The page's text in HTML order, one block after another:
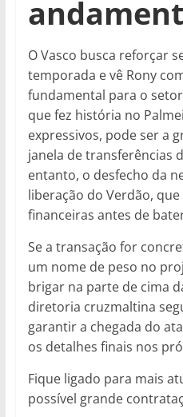
O Vasco busca reforçar
temporada e vê Rony
fundamental para o
que fez história no
expressivos, pode ser a
janela de transferências
entanto, o desfecho da
liberação do Verdão,
financeiras antes de
Se a transação for
um nome de peso no
brigar na parte de cima
diretoria cruzmaltina
garantir a chegada do
os detalhes finais nos
Fique ligado para mais
possível grande